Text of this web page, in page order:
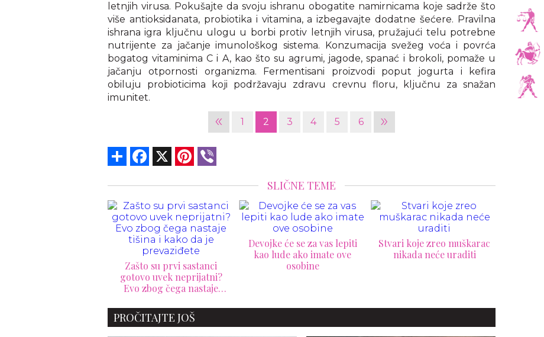
letnjih virusa. Pokušajte da svoju ishranu obogatite namirnicama koje sadrže što
više antioksidanata, probiotika i vitamina, a izbegavajte dodatne šećere. Pravilna
ishrana igra ključnu ulogu u borbi protiv letnjih virusa, pružajući telu potrebne
nutrijente za jačanje imunološkog sistema. Konzumacija svežeg voća i povrća
bogatog vitaminima C i A, kao što su agrumi, jagode, spanać i brokoli, pomaže u
jačanju otpornosti organizma. Fermentisani proizvodi poput jogurta i kefira
obiluju probioticima koji podržavaju zdravu crevnu floru, ključnu za snažan
imunitet.
« 1 2 3 4 5 6 »
Share Facebook Pinterest
SLIČNE TEME
Devojke će se za vas lepiti
kao lude ako imate ove
osobine
Stvari koje zreo muškarac
nikada neće uraditi
Kako da odšrafite
zaglavljene šrafove na
PROČITAJTE JOŠ